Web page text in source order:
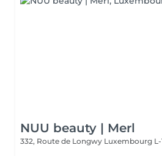
NUU beauty | Merl
332, Route de Longwy Luxembourg L-